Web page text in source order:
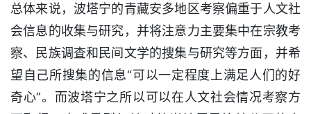
总体来说，波塔宁的青藏安多地区考察偏重于人文社
会信息的收集与研究，并将注意力主要集中在宗教考
察、民族调査和民间文学的捜集与研究等方面，并希
望自己所搜集的信息“可以一定程度上满足人们的好
奇心”。而波塔宁之所以可以在人文社会情况考察方